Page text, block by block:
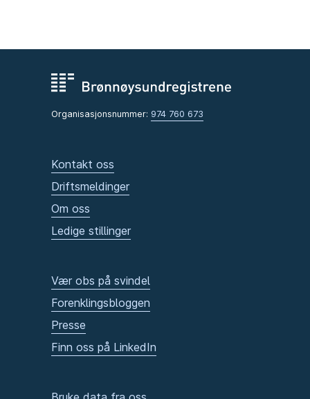
Organisasjonsnummer: 974 760 673
Kontakt oss
Driftsmeldinger
Om oss
Ledige stillinger
Vær obs på svindel
Forenklingsbloggen
Presse
Finn oss på LinkedIn